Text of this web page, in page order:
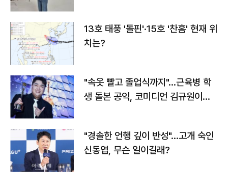
13호 태풍 '돌핀'·15호 '찬홈' 현재 위
치는?
"속옷 빨고 졸업식까지"…근육병 학
생 돌본 공익, 코미디언 김규원이었
"경솔한 언행 깊이 반성"…고개 숙인
신동엽, 무슨 일이길래?